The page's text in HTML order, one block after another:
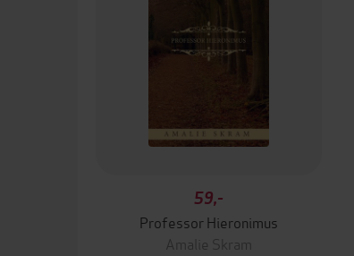
59,-
Professor Hieronimus
Amalie Skram